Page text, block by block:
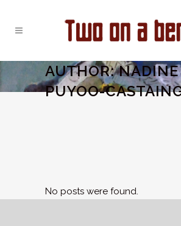
AUTHOR: NADINE
PUYOO-
No posts were found.